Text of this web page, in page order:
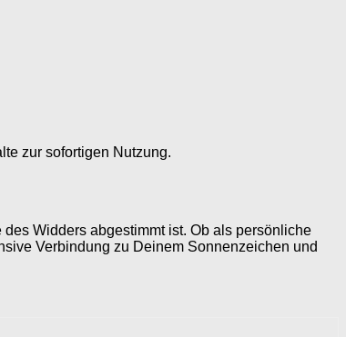
zur sofortigen Nutzung.
Widders abgestimmt ist. Ob als persönliche
Verbindung zu Deinem Sonnenzeichen und